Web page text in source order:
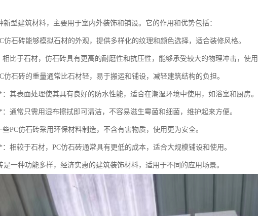
新型建筑材料，主要用于室内外装饰和铺设。它的作用和优势包括：
仿石砖能够模拟石材的外观，提供多样化的纹理和颜色选择，适合装修风格。
比于石材，仿石砖具有更高的耐磨性和抗压性，能够承受较大的物理冲击，使用
石砖的重量通常比石材轻，易于搬运和铺设，减轻建筑结构的负担。
其表面处理使其具有良好的防水性能，适合在潮湿环境中使用，如浴室和厨房。
通常只需用湿布擦拭即可清洁，不容易滋生霉菌和细菌，维护起来方便。
PC仿石砖采用环保材料制造，不含有害物质，使用更为安全。
相较于石材，PC仿石砖通常具有更低的成本，适合大规模铺设和使用。
是一种功能多样，经济实惠的建筑装饰材料，适用于不同的应用场景。